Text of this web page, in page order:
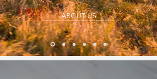
ABOUT US